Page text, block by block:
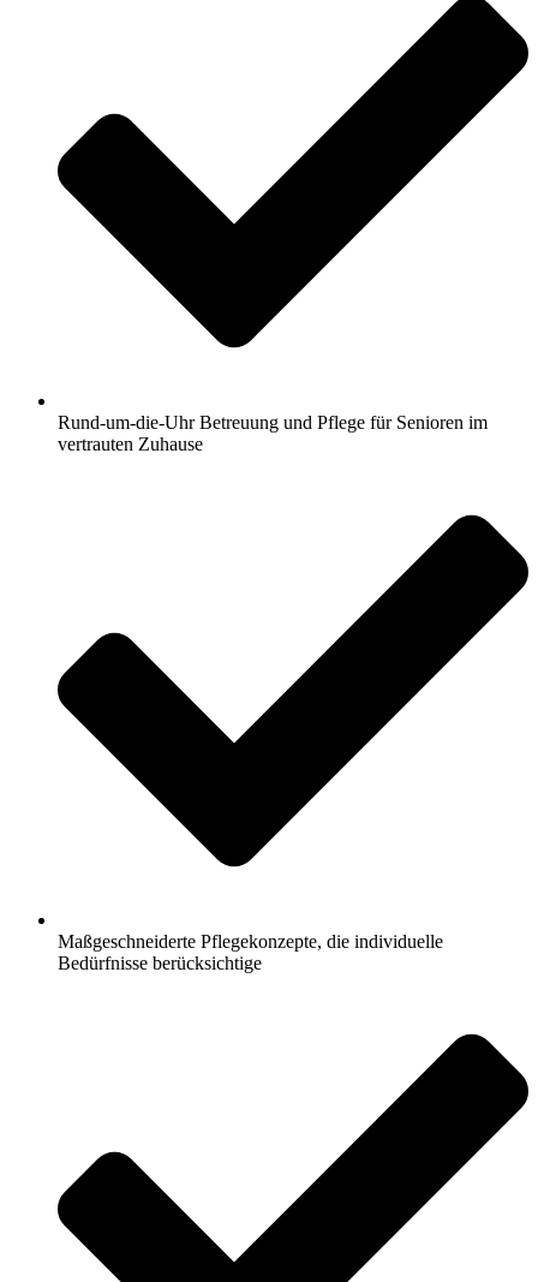
Rund-um-die-Uhr Betreuung und Pflege für Senioren im
vertrauten Zuhause
Maßgeschneiderte Pflegekonzepte, die individuelle
Bedürfnisse berücksichtige